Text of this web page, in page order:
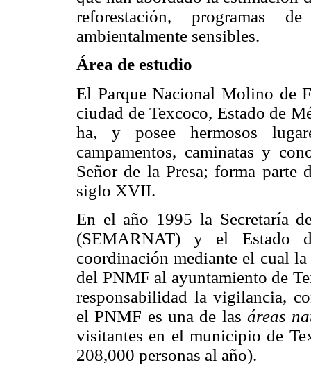
reforestación, programas
ambientalmente sensibles.
Área de estudio
El Parque Nacional Molino de
ciudad de Texcoco, Estado de
ha, y posee hermosos
campamentos, caminatas y
Señor de la Presa; forma parte
siglo XVII.
En el año 1995 la Secretaría
(SEMARNAT) y el Estado
coordinación mediante el cual
del PNMF al ayuntamiento de
responsabilidad la vigilancia,
el PNMF es una de las áreas
visitantes en el municipio de
208,000 personas al año).